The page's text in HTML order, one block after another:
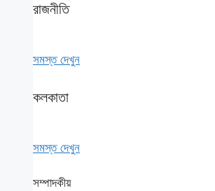
রাজনীতি
সমস্ত দেখুন
কলকাতা
সমস্ত দেখুন
সম্পাদকীয়